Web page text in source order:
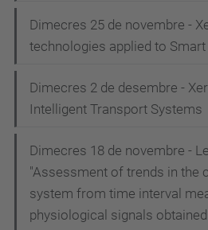
Dimecres 25 de novembre -
technologies applied to Smart
Dimecres 2 de desembre -
Intelligent Transport Systems
Dimecres 18 de novembre -
"Assessment of trends in the
system from time interval
physiological signals